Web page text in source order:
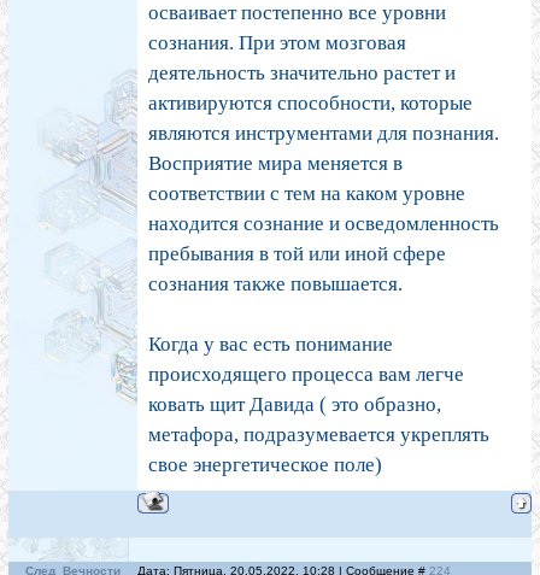
осваивает постепенно все уровни
сознания. При этом мозговая
деятельность значительно растет и
активируются способности, которые
являются инструментами для познания.
Восприятие мира меняется в
соответствии с тем на каком уровне
находится сознание и осведомленность
пребывания в той или иной сфере
сознания также повышается.
Когда у вас есть понимание
происходящего процесса вам легче
ковать щит Давида ( это образно,
метафора, подразумевается укреплять
свое энергетическое поле)
След_Вечности Дата: Пятница, 20.05.2022, 10:28 | Сообщение # 224